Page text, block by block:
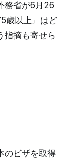
務省が6月26
歳以上』はど
指摘も寄せら
のビザを取得